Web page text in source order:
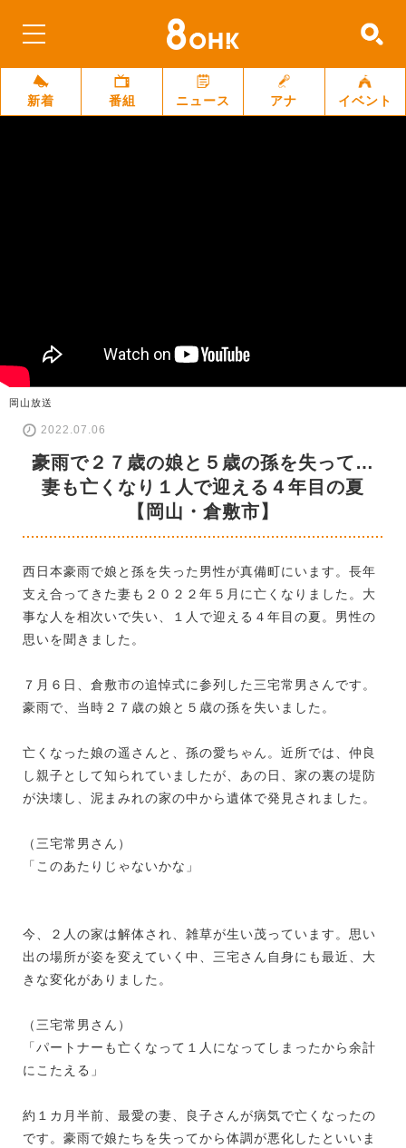
新着 番組 ニュース アナ イベント
岡山放送
2022.07.06
豪雨で２７歳の娘と５歳の孫を失って…
妻も亡くなり１人で迎える４年目の夏
【岡山・倉敷市】
西日本豪雨で娘と孫を失った男性が真備町にいます。長年
支え合ってきた妻も２０２２年５月に亡くなりました。大
事な人を相次いで失い、１人で迎える４年目の夏。男性の
思いを聞きました。
７月６日、倉敷市の追悼式に参列した三宅常男さんです。
豪雨で、当時２７歳の娘と５歳の孫を失いました。
亡くなった娘の遥さんと、孫の愛ちゃん。近所では、仲良
し親子として知られていましたが、あの日、家の裏の堤防
が決壊し、泥まみれの家の中から遺体で発見されました。
（三宅常男さん）
「このあたりじゃないかな」
今、２人の家は解体され、雑草が生い茂っています。思い
出の場所が姿を変えていく中、三宅さん自身にも最近、大
きな変化がありました。
（三宅常男さん）
「パートナーも亡くなって１人になってしまったから余計
にこたえる」
約１カ月半前、最愛の妻、良子さんが病気で亡くなったの
です。豪雨で娘たちを失ってから体調が悪化したといいま